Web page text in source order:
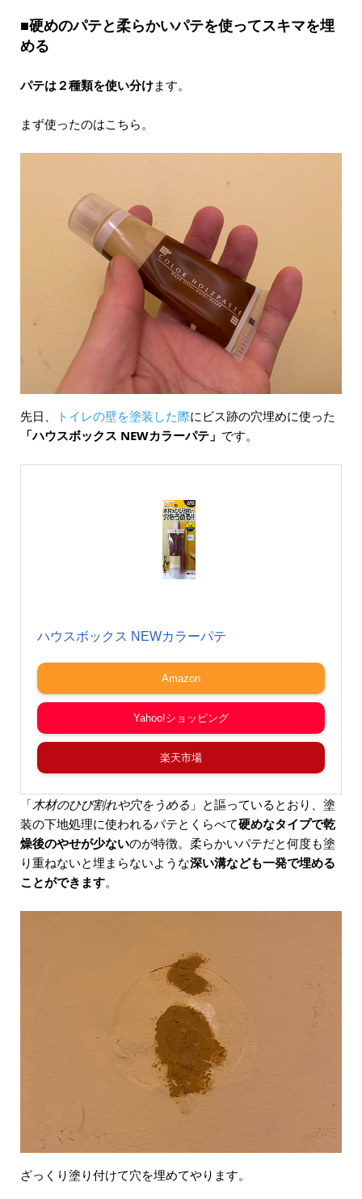
■硬めのパテと柔らかいパテを使ってスキマを埋
める
パテは２種類を使い分けます。
まず使ったのはこちら。
先日、 トイレの壁を塗装した際にビス跡の穴埋めに使った
「ハウスボックス NEWカラーパテ」 です。
ハウスボックス NEWカラーパテ
Amazon
Yahoo!ショッピング
楽天市場
「木材のひび割れや穴をうめる 」と謳っているとおり、塗
装の下地処理に使われるパテとくらべて硬めなタイプで乾
燥後のやせが少ないのが特徴。柔らかいパテだと何度も塗
り重ねないと埋まらないような深い溝なども一発で埋める
ことができます。
ざっくり塗り付けて穴を埋めてやります。